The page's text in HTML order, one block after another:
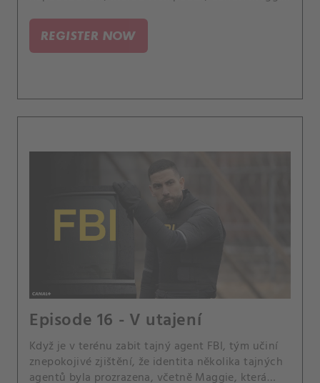
slashera, kterého poslala za mříže.
REGISTER NOW
Episode 16 - V utajení
Když je v terénu zabit tajný agent FBI, tým učiní
znepokojivé zjištění, že identita několika tajných
agentů byla prozrazena, včetně Maggie, která